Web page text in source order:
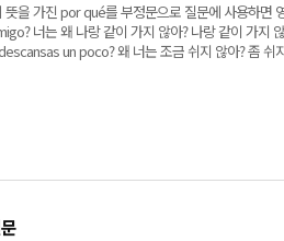
뜻을 가진 por qué를 부정문으로 질문에 사용하
너는 왜 나랑 같이 가지 않아? 나랑 같이 가지
un poco? 왜 너는 조금 쉬지 않아? 좀 쉬